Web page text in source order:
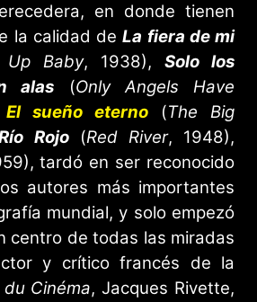
en donde tienen
la calidad deLa fiera de mi
Up Baby, 1938), Solo los
alas (Only Angels Have
El sueño eterno (The Big
Rojo(Red River, 1948),
tardó en ser reconocido
autores más importantes
mundial, y solo empezó
centro de todas las miradas
y crítico francés de la
Cinéma, Jacques Rivette,